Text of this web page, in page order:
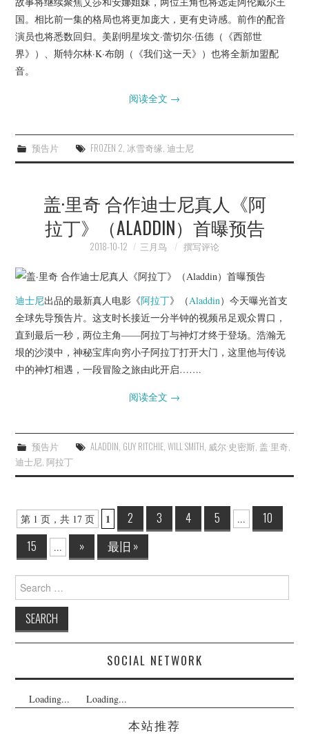
国。相比前一集的格局也将更加庞大，更有史诗感。前作的配音
演员也将悉数回归。美剧明星埃文·蕾切尔·伍德（《西部世
界》）、斯特尔林·K·布朗（《我们这一天》）也将全新加盟配
音。
阅读全文 →
预告片 FROZEN 2 冰雪奇缘 迪士尼
盖·里奇 合作迪士尼真人《阿
拉丁》（ALADDIN）首曝预告
2018-10-12 三月鸟 撰写评论
迪士尼出品的最新真人电影《阿拉丁》（Aladdin）今天曝光首支
全球先导预告片。这支时长接近一分半钟的视频吊足观众胃口，
直到最后一秒，两位主角——阿拉丁与神灯才终于登场。浩瀚无
垠的沙漠中，神秘宝库向穷小子阿拉丁打开大门，这里他与传说
中的神灯相遇，一段冒险之旅由此开启…….
阅读全文 →
预告片 ALADDIN, GUY RITCHIE, WILL SMITH, 威尔·史密斯, 盖·里奇,
迪士尼, 阿拉丁
Post
navigation
第 1 页，共 17 页 1 2 3 4 5 ...
10
15
... » 最旧 »
Search
for:
SOCIAL NETWORK
Loading... Loading...
本站推荐